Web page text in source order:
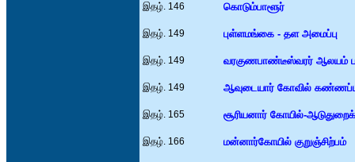
இதழ். 146 கொடும்பாளூர்
இதழ். 149 புள்ளமங்கை - தள அமைப்பு
இதழ். 149 வரகுணபாண்டீஸ்வரர் ஆலயம்
இதழ். 149 ஆவுடையார் கோவில்
இதழ். 165 சூரியனார் கோயில்-
இதழ். 166 மன்னார்கோயில் குறுஞ்சிற்பம்